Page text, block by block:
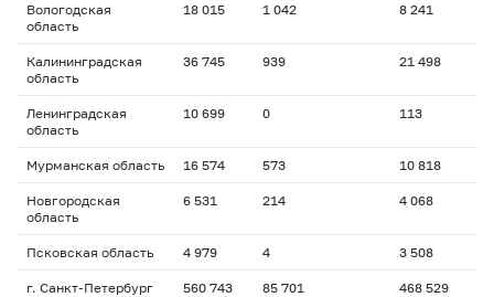
Вологодская
область
18 015 1 042 8 241
Калининградская
область
36 745 939 21 498
Ленинградская
область
10 699 0 113
Мурманская область 16 574 573 10 818
Новгородская
область
6 531 214 4 068
Псковская область 4 979 4 3 508
г. Санкт-Петербург 560 743 85 701 468 529